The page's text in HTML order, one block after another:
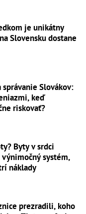
je unikátny
Slovensku dostane
Slovákov:
keď
riskovať?
Byty v srdci
systém,
náklady
prezradili, koho